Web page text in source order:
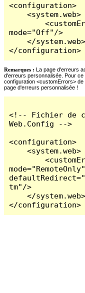
<configuration>
    <system.web>
        <customErrors
mode="Off"/>
    </system.web>
</configuration>
Remarques : La page d'erreurs
d'erreurs personnalisée. Pour
configuration <customErrors>
page d'erreurs personnalisée !
<!-- Fichier de
Web.Config -->
<configuration>
    <system.web>
        <customErrors
mode="RemoteOnly"
tm"/>
    </system.web>
</configuration>